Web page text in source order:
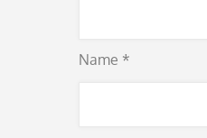
Name *